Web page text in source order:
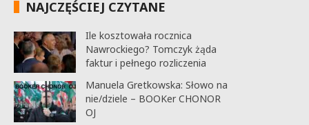
NAJCZĘŚCIEJ CZYTANE
Ile kosztowała rocznica
Nawrockiego? Tomczyk żąda
faktur i pełnego rozliczenia
Manuela Gretkowska: Słowo na
nie/dziele – BOOKer CHONOR
OJ